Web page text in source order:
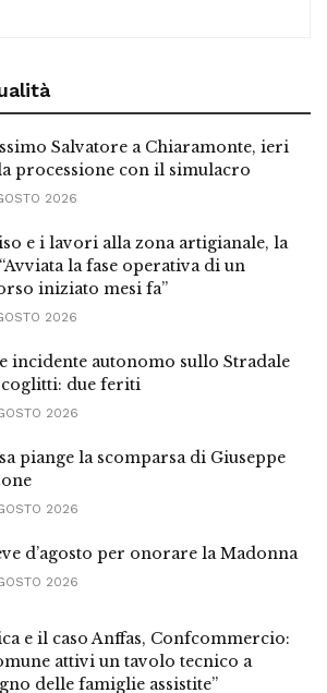
Salvatore a Chiaramonte, ieri
processione con il simulacro
2026
e i lavori alla zona artigianale, la
la fase operativa di un
iniziato mesi fa”
2026
incidente autonomo sullo Stradale
due feriti
2026
piange la scomparsa di Giuseppe
2026
d’agosto per onorare la Madonna
2026
e il caso Anffas, Confcommercio:
attivi un tavolo tecnico a
delle famiglie assistite”